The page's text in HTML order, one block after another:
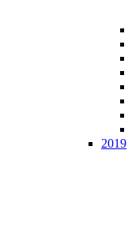
2019